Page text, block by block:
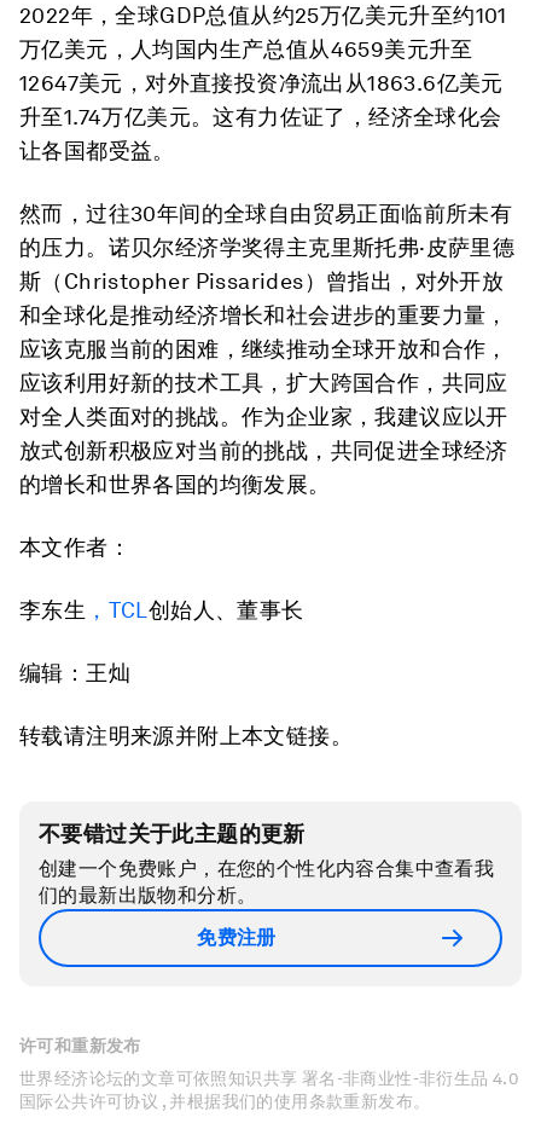
2022年，全球GDP总值从约25万亿美元升至约101
万亿美元，人均国内生产总值从4659美元升至
12647美元，对外直接投资净流出从1863.6亿美元
升至1.74万亿美元。这有力佐证了，经济全球化会
让各国都受益。
然而，过往30年间的全球自由贸易正面临前所未有
的压力。诺贝尔经济学奖得主克里斯托弗·皮萨里德
斯（Christopher Pissarides）曾指出，对外开放
和全球化是推动经济增长和社会进步的重要力量，
应该克服当前的困难，继续推动全球开放和合作，
应该利用好新的技术工具，扩大跨国合作，共同应
对全人类面对的挑战。作为企业家，我建议应以开
放式创新积极应对当前的挑战，共同促进全球经济
的增长和世界各国的均衡发展。
本文作者：
李东生 ， TCL 创始人、董事长
编辑：王灿
转载请注明来源并附上本文链接。
不要错过关于此主题的更新
创建一个免费账户，在您的个性化内容合集中查看我
们的最新出版物和分析。
免费注册
许可和重新发布
世界经济论坛的文章可依照知识共享 署名-非商业性-非衍生品 4.0
国际公共许可协议 , 并根据我们的使用条款重新发布。